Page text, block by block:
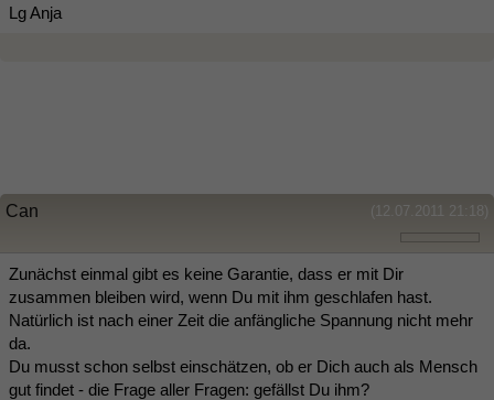
Lg Anja
(12.07.2011 21:18)
Can
Zunächst einmal gibt es keine Garantie, dass er mit Dir
zusammen bleiben wird, wenn Du mit ihm geschlafen hast.
Natürlich ist nach einer Zeit die anfängliche Spannung nicht mehr
da.
Du musst schon selbst einschätzen, ob er Dich auch als Mensch
gut findet - die Frage aller Fragen: gefällst Du ihm?